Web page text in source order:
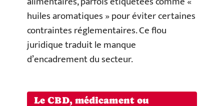
huiles aromatiques » pour éviter certaines
contraintes réglementaires. Ce flou
juridique traduit le manque
d’encadrement du secteur.
Le CBD, médicament ou